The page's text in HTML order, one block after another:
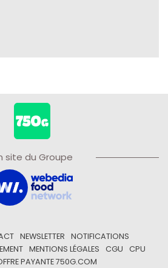
site du Groupe
NEWSLETTER
NOTIFICATIONS
MENTIONS LÉGALES CGU
CPU
PAYANTE 750G.COM